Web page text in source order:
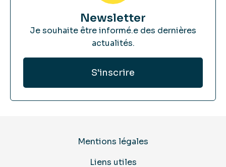
Newsletter
Je souhaite être informé.e des dernières
actualités.
Mentions légales
Liens utiles